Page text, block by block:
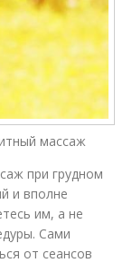
массаж
при грудном
и вполне
им, а не
Сами
от сеансов